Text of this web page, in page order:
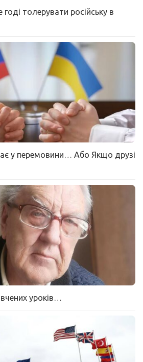
толерувати російську в
у перемовини… Або Якщо друзі
уроків…